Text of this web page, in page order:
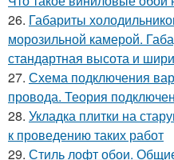
26. Габариты
морозильной камерой.
стандартная высота и
27. Схема подключения
провода. Теория
28. Укладка плитки на
к проведению таких работ
29. Стиль лофт обои.